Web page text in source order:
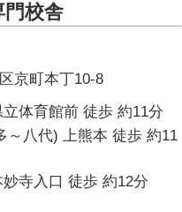
門校舎
京町本丁10-8
体育館前 徒歩 約11分
～八代) 上熊本 徒歩 約11
寺入口 徒歩 約12分